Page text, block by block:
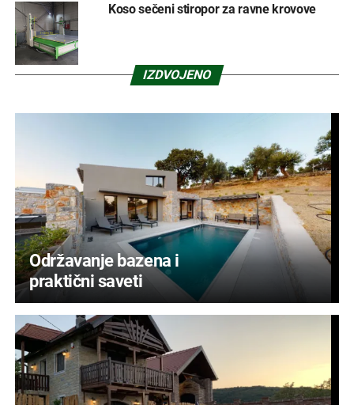
Koso sečeni stiropor za ravne krovove
IZDVOJENO
Održavanje bazena i
praktični saveti